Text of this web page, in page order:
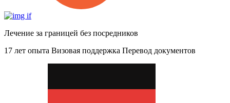
Лечение за границей без посредников
17 лет опыта Визовая поддержка Перевод документов